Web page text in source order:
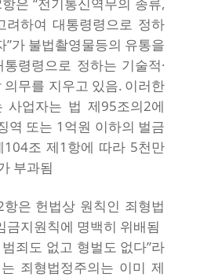
려하여 대통령령으로 정하
”가 불법촬영물등의 유통을
령령으로 정하는 기술적·
의무를 지우고 있음. 이러한
사업자는 법 제95조의2에
역 또는 1억원 이하의 벌금
조 제1항에 따라 5천만
부과됨
은 헌법상 원칙인 죄형법
금지원칙에 명백히 위배됨
죄도 없고 형벌도 없다”라
죄형법정주의는 이미 제